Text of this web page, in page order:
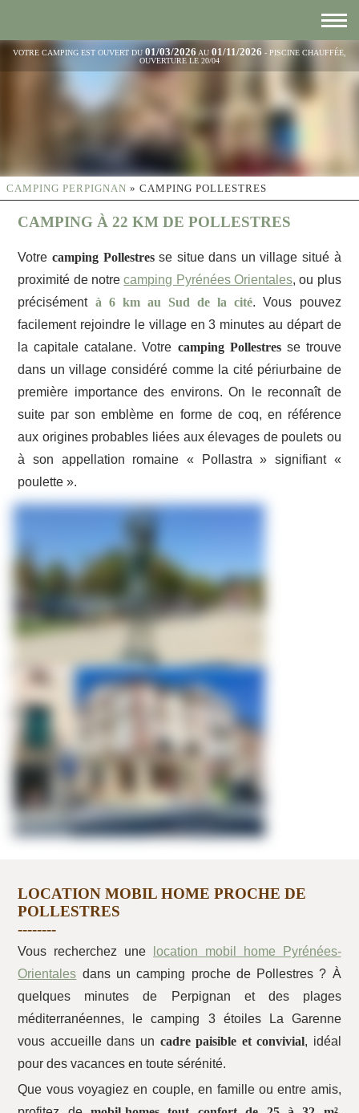
VOTRE CAMPING EST OUVERT DU 01/03/2026 AU 01/11/2026 - PISCINE CHAUFFÉE,
OUVERTURE LE 20/04
CAMPING PERPIGNAN » CAMPING POLLESTRES
CAMPING À 22 KM DE POLLESTRES
Votre camping Pollestresse situe dans un village situé à
proximité de notrecamping Pyrénées Orientales, ou plus
précisément à 6 km au Sud de la cité. Vous pouvez
facilement rejoindre le village en 3 minutes au départ de
la capitale catalane. Votre camping Pollestresse trouve
dans un village considéré comme la cité périurbaine de
première importance des environs. On le reconnaît de
suite par son emblème en forme de coq, en référence
aux origines probables liées aux élevages de poulets ou
à son appellation romaine « Pollastra » signifiant «
poulette ».
LOCATION MOBIL HOME PROCHE DE
POLLESTRES
Vous recherchez une
location mobil home Pyrénées-
Orientales dans un camping proche de Pollestres ? À
quelques minutes de Perpignan et des plages
méditerranéennes, le camping 3 étoiles La Garenne
vous accueille dans un cadre paisible et convivial, idéal
pour des vacances en toute sérénité.
Que vous voyagiez en couple, en famille ou entre amis,